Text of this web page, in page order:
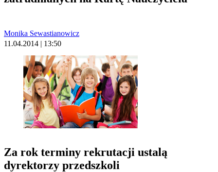
Monika Sewastianowicz
11.04.2014 | 13:50
Za rok terminy rekrutacji ustalą
dyrektorzy przedszkoli